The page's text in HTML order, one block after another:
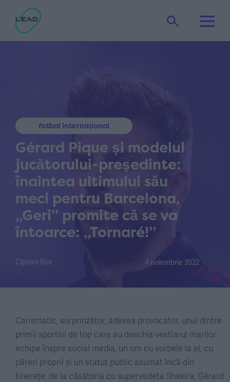
fotbal internațional
Gérard Pique și modelul
jucătorului-președinte:
înaintea ultimului său
meci pentru Barcelona,
„Geri” promite că se va
întoarce: „Tornaré!”
Ciprian Rus 4 noiembrie 2022
Carismatic, surprinzător, adesea provocator, unul dintre
primii sportivi de top care au deschis vestiarul marilor
echipe înspre social media, un om cu vorbele la el, cu
păreri proprii și un statut public asumat încă din
tinerețe, de la căsătoria cu supervedeta Shakira, Gérard